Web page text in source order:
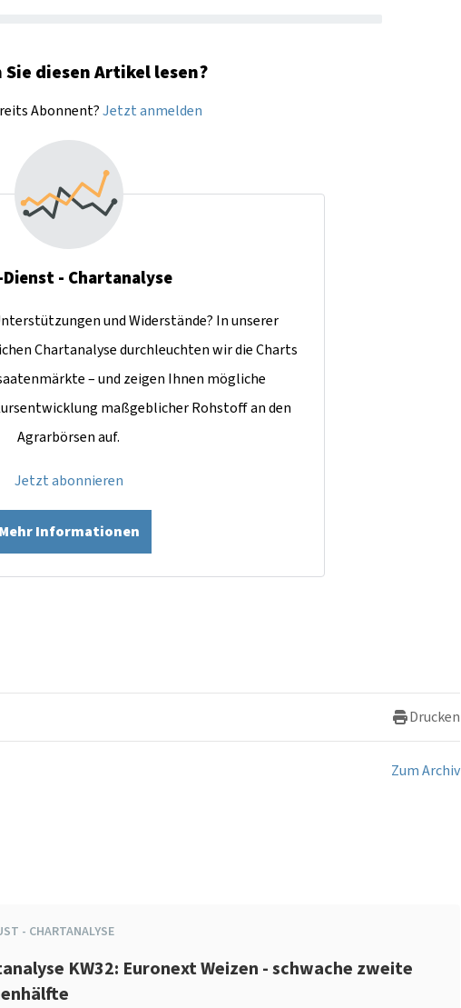
diesen Artikel lesen?
Abonnent?Jetzt anmelden
- Chartanalyse
und Widerstände? In unserer
Chartanalyse durchleuchten wir die Charts
– und zeigen Ihnen mögliche
maßgeblicher Rohstoff an den
Agrarbörsen auf.
Jetzt abonnieren
Mehr Informationen
Drucken
Zum Archiv
- CHARTANALYSE
KW32: Euronext Weizen - schwache zweite